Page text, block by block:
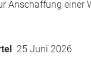
Anschaffung einer
25 Juni 2026